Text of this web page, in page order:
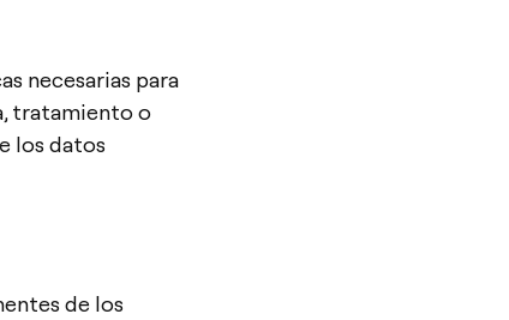
necesarias para
tratamiento o
los datos
de los